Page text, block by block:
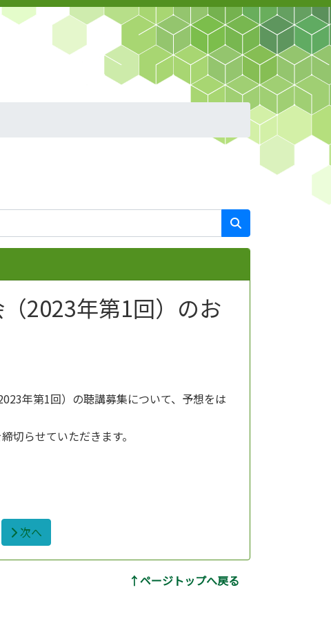
2023年第1回）のお
年第1回）の聴講募集について、予想をは
切らせていただきます。
次へ
↑ページトップへ戻る